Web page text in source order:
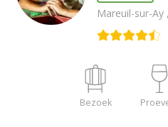
Mareuil-sur-Ay
Bezoek